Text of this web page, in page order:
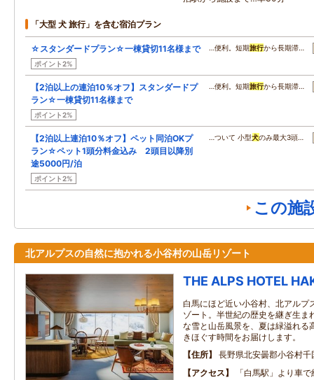
「大型 犬 旅行」を含む宿泊プラン
☆スタンダードプラン☆一棟貸切11名様まで
ポイント2%
…便利。短期旅行から長期滞…
【2泊以上の連泊10％オフ】スタンダードプ
ラン☆一棟貸切11名様まで
ポイント2%
…便利。短期旅行から長期滞…
【2泊以上連泊10％オフ】ペット同泊OKプ
ラン☆ペット1頭分料金込み 2頭目以降別
途5000円/泊
ポイント2%
…ついて 小型犬のみ最大3頭…
この施
北アルプスの自然に抱かれる小谷村の山岳リゾート
THE ALPS HOTEL
白馬にほど近い小谷村、北アルプ
ゾート。半世紀の歴史を継ぎ生ま
な雪と山岳風景を、夏は緑溢れる
きほぐす時間をお届けします。
住所
長野県北安曇郡小谷村
アクセス
「白馬駅」より車